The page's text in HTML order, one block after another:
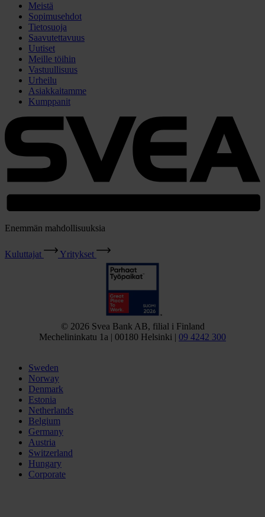
Meistä
Sopimusehdot
Tietosuoja
Saavutettavuus
Uutiset
Meille töihin
Vastuullisuus
Urheilu
Asiakkaitamme
Kumppanit
Enemmän mahdollisuuksia
Kuluttajat Yritykset
© 2026 Svea Bank AB, filial i Finland
Mechelininkatu 1a | 00180 Helsinki | 09 4242 300
Sweden
Norway
Denmark
Estonia
Netherlands
Belgium
Germany
Austria
Switzerland
Hungary
Corporate